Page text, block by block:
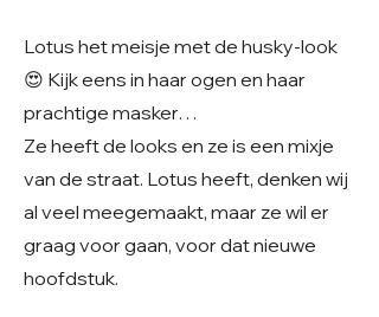
Lotus het meisje met de husky-look
😍 Kijk eens in haar ogen en haar
prachtige masker…
Ze heeft de looks en ze is een mixje
van de straat. Lotus heeft, denken wij
al veel meegemaakt, maar ze wil er
graag voor gaan, voor dat nieuwe
hoofdstuk.